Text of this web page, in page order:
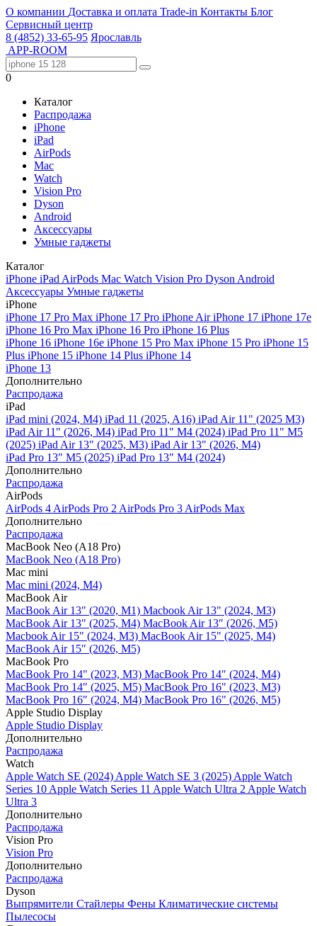
О компании Доставка и оплата Trade-in Контакты Блог
Сервисный центр
8 (4852) 33-65-95 Ярославль
APP-ROOM
0
Каталог
Распродажа
iPhone
iPad
AirPods
Mac
Watch
Vision Pro
Dyson
Android
Аксессуары
Умные гаджеты
Каталог
iPhone iPad AirPods Mac Watch Vision Pro Dyson Android
Аксессуары Умные гаджеты
iPhone
iPhone 17 Pro Max iPhone 17 Pro iPhone AiriPhone 17 iPhone 17e
iPhone 16 Pro Max iPhone 16 Pro iPhone 16 Plus
iPhone 16 iPhone 16e iPhone 15 Pro Max iPhone 15 Pro iPhone 15
Plus iPhone 15 iPhone 14 Plus iPhone 14
iPhone 13
Дополнительно
Распродажа
iPad
iPad mini (2024, M4) iPad 11 (2025, A16) iPad Air 11" (2025 M3)
iPad Air 11" (2026, M4) iPad Pro 11" M4 (2024) iPad Pro 11" M5
(2025) iPad Air 13" (2025, M3) iPad Air 13" (2026, M4)
iPad Pro 13" M5 (2025) iPad Pro 13" M4 (2024)
Дополнительно
Распродажа
AirPods
AirPods 4 AirPods Pro 2 AirPods Pro 3 AirPods Max
Дополнительно
Распродажа
MacBook Neo (A18 Pro)
MacBook Neo (A18 Pro)
Mac mini
Mac mini (2024, M4)
MacBook Air
MacBook Air 13" (2020, M1) Macbook Air 13" (2024, M3)
MacBook Air 13" (2025, M4) MacBook Air 13″ (2026, M5)
Macbook Air 15" (2024, M3) MacBook Air 15" (2025, M4)
MacBook Air 15″ (2026, M5)
MacBook Pro
MacBook Pro 14" (2023, M3) MacBook Pro 14″ (2024, M4)
MacBook Pro 14″ (2025, M5) MacBook Pro 16" (2023, M3)
MacBook Pro 16″ (2024, M4) MacBook Pro 16" (2026, M5)
Apple Studio Display
Apple Studio Display
Дополнительно
Распродажа
Watch
Apple Watch SE (2024) Apple Watch SE 3 (2025) Apple Watch
Series 10 Apple Watch Series 11 Apple Watch Ultra 2 Apple Watch
Ultra 3
Дополнительно
Распродажа
Vision Pro
Vision Pro
Дополнительно
Распродажа
Dyson
Выпрямители Стайлеры Фены Климатические системы
Пылесосы